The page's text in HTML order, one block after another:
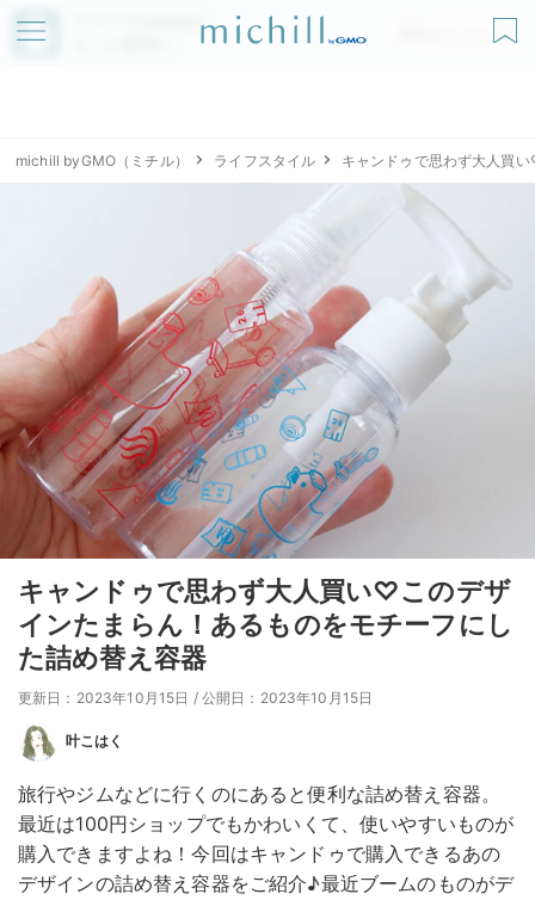
アプリでmichillが
無料ダウンロード
michill byGMO（ミチル） ライフスタイル キャンドゥで思わず大人買
キャンドゥで思わず大人買い♡このデザ
インたまらん！あるものをモチーフにし
た詰め替え容器
更新日：2023年10月15日 / 公開日：2023年10月15日
叶こはく
旅行やジムなどに行くのにあると便利な詰め替え容器。
最近は100円ショップでもかわいくて、使いやすいものが
購入できますよね！今回はキャンドゥで購入できるあの
デザインの詰め替え容器をご紹介♪最近ブームのものがデ